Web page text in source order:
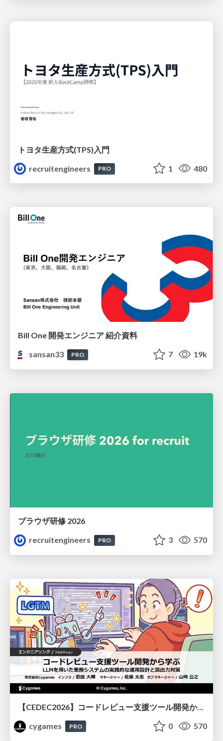
トヨタ⽣産⽅式(TPS)⼊⾨
recruitengineers
PRO 1 480
Bill One 開発エンジニア 紹介資料
sansan33
PRO 7 19k
ブラウザ研修 2026
recruitengineers
PRO 3 570
【CEDEC2026】コードレビュー支援ツール開発から学ぶ：LLMを用いた業務システムの実践的な運用設計と誤出力対策
cygames
PRO 0 570